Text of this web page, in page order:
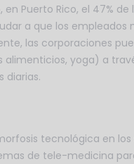
Puerto Rico, el 47%
a que los
las corporaciones
yoga) a
diarias.
tecnológica en los
de tele-medicina